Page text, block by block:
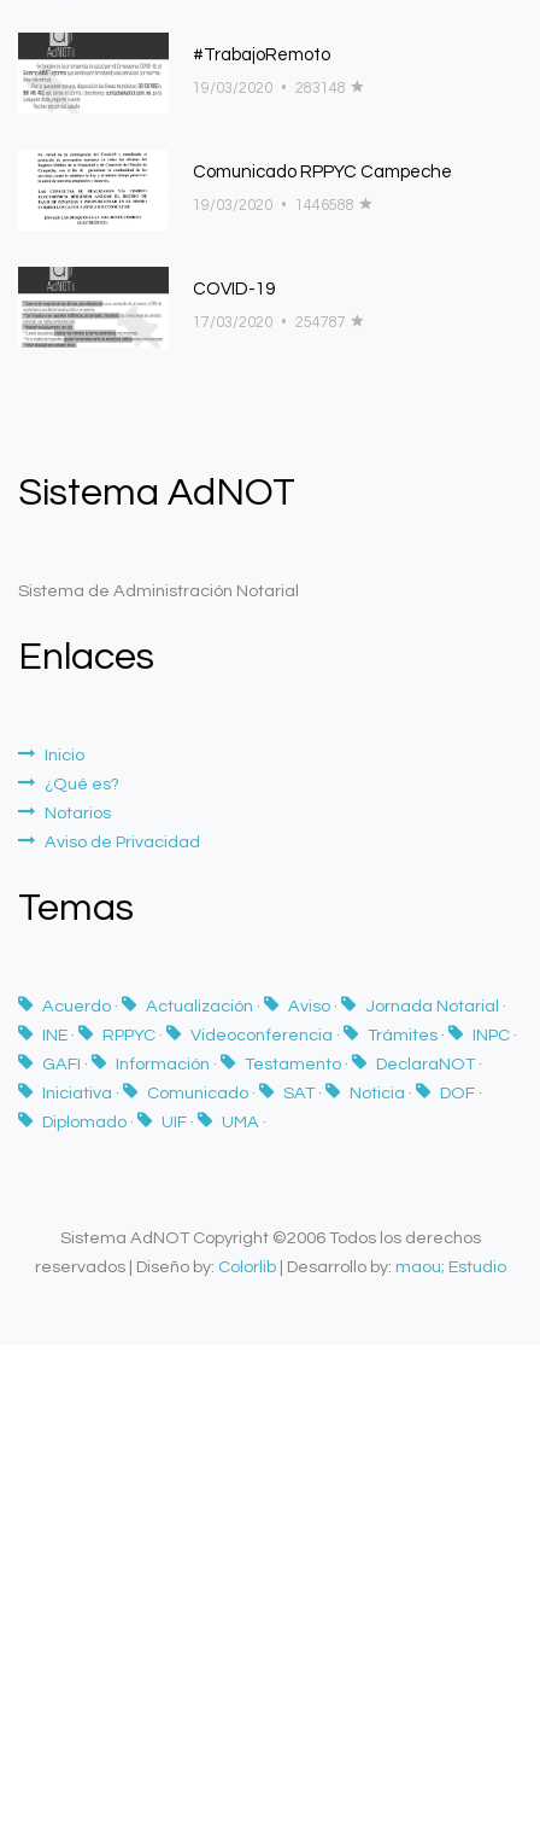
#TrabajoRemoto
19/03/2020 • 283148
Comunicado RPPYC Campeche
19/03/2020 • 1446588
COVID-19
17/03/2020 • 254787
Sistema AdNOT
Sistema de Administración Notarial
Enlaces
Inicio
¿Qué es?
Notarios
Aviso de Privacidad
Temas
Acuerdo · Actualización · Aviso · Jornada Notarial ·
INE · RPPYC · Videoconferencia · Trámites · INPC ·
GAFI · Información · Testamento · DeclaraNOT ·
Iniciativa · Comunicado · SAT · Noticia · DOF ·
Diplomado · UIF · UMA ·
Sistema AdNOT Copyright ©2006 Todos los derechos
reservados | Diseño by: Colorlib| Desarrollo by: maou; Estudio